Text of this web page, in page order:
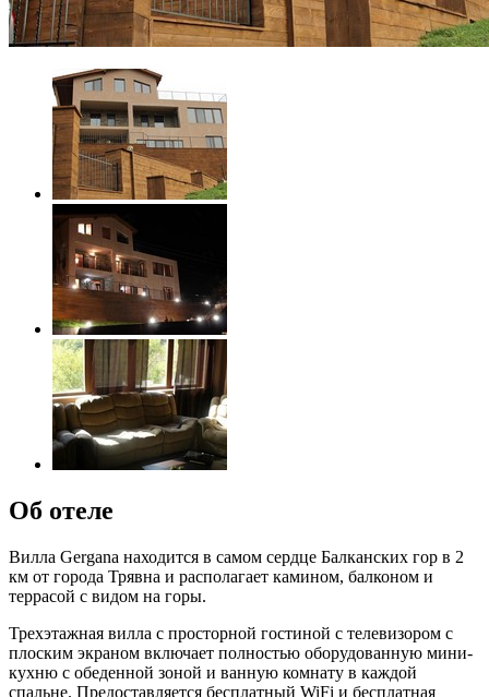
Об отеле
Вилла Gergana находится в самом сердце Балканских гор в 2
км от города Трявна и располагает камином, балконом и
террасой с видом на горы.
Трехэтажная вилла с просторной гостиной с телевизором с
плоским экраном включает полностью оборудованную мини-
кухню с обеденной зоной и ванную комнату в каждой
спальне. Предоставляется бесплатный WiFi и бесплатная